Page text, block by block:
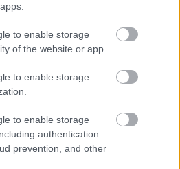
to enable storage
of the website or app.
to enable storage
to enable storage
authentication
prevention, and other
18 Μαρτίου: Παγκόσμια
Ρευματικών Νοσημάτων
Βελτιώνουν το δέρμα τα